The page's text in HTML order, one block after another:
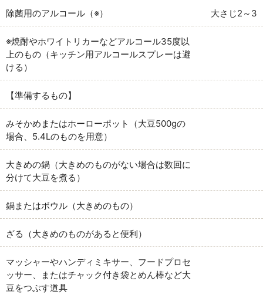
除菌用のアルコール（※） 大さじ2～3
※焼酎やホワイトリカーなどアルコール35度以
上のもの（キッチン用アルコールスプレーは避
ける）
【準備するもの】
みそかめまたはホーローポット（大豆500gの
場合、5.4Lのものを用意）
大きめの鍋（大きめのものがない場合は数回に
分けて大豆を煮る）
鍋またはボウル（大きめのもの）
ざる（大きめのものがあると便利）
マッシャーやハンディミキサー、フードプロセ
ッサー、またはチャック付き袋とめん棒など大
豆をつぶす道具